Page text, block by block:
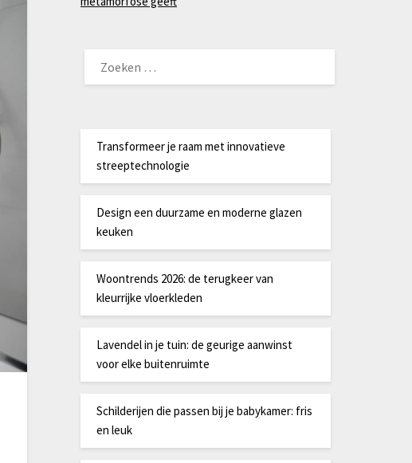
NAAR:
Transformeer je raam met innovatieve
streeptechnologie
Design een duurzame en moderne glazen
keuken
Woontrends 2026: de terugkeer van
kleurrijke vloerkleden
Lavendel in je tuin: de geurige aanwinst
voor elke buitenruimte
Schilderijen die passen bij je babykamer: fris
en leuk